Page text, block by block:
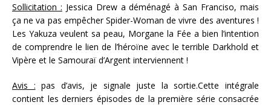
Sollicitation : Jessica Drew a déménagé à San Franciso, mais
ça ne va pas empêcher Spider-Woman de vivre des aventures !
Les Yakuza veulent sa peau, Morgane la Fée a bien l’intention
de comprendre le lien de l’héroïne avec le terrible Darkhold et
Vipère et le Samouraï d’Argent interviennent !
Avis : pas d’avis, je signale juste la sortie.Cette intégrale
contient les derniers épisodes de la première série consacrée